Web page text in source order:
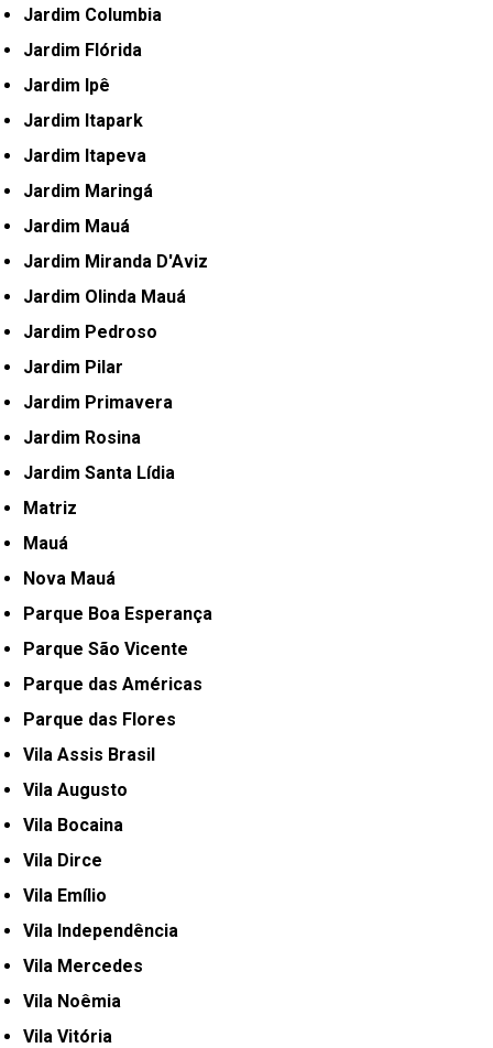
Jardim Columbia
Jardim Flórida
Jardim Ipê
Jardim Itapark
Jardim Itapeva
Jardim Maringá
Jardim Mauá
Jardim Miranda D'Aviz
Jardim Olinda Mauá
Jardim Pedroso
Jardim Pilar
Jardim Primavera
Jardim Rosina
Jardim Santa Lídia
Matriz
Mauá
Nova Mauá
Parque Boa Esperança
Parque São Vicente
Parque das Américas
Parque das Flores
Vila Assis Brasil
Vila Augusto
Vila Bocaina
Vila Dirce
Vila Emílio
Vila Independência
Vila Mercedes
Vila Noêmia
Vila Vitória